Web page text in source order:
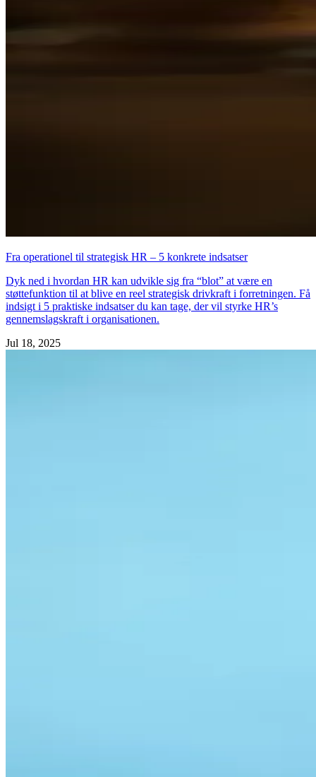
Fra operationel til strategisk HR – 5 konkrete indsatser
Dyk ned i hvordan HR kan udvikle sig fra “blot” at være en
støttefunktion til at blive en reel strategisk drivkraft i forretningen. Få
indsigt i 5 praktiske indsatser du kan tage, der vil styrke HR’s
gennemslagskraft i organisationen.
Jul 18, 2025